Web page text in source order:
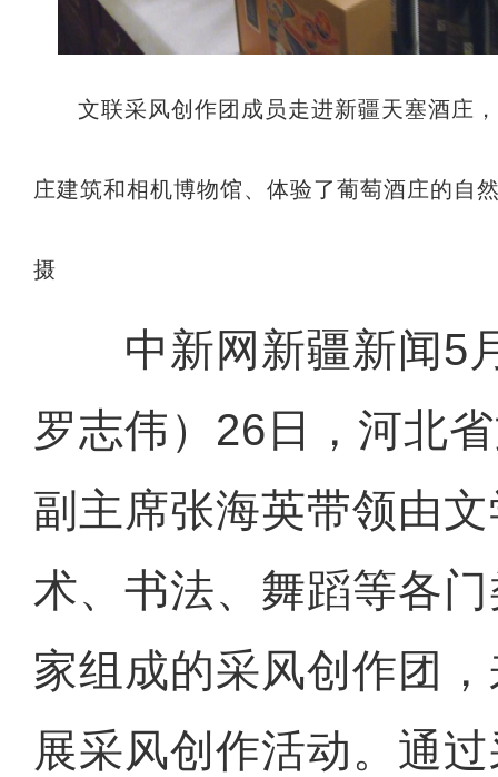
文联采风创作团成员走进新疆天塞酒庄
庄建筑和相机博物馆、体验了葡萄酒庄的自
摄
中新网新疆新闻5
罗志伟）26日，河北
副主席张海英带领由
术、书法、舞蹈等各
家组成的采风创作团
展采风创作活动。通